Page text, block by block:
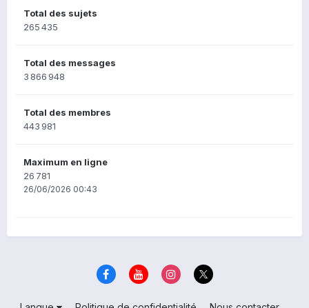
Total des sujets
265 435
Total des messages
3 866 948
Total des membres
443 981
Maximum en ligne
26 781
26/06/2026 00:43